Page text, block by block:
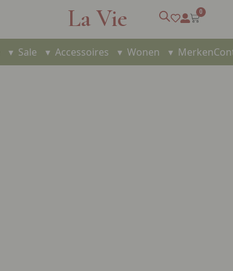
La Vie 0
▾ Sale ▾ Accessoires ▾ Wonen ▾ Merken